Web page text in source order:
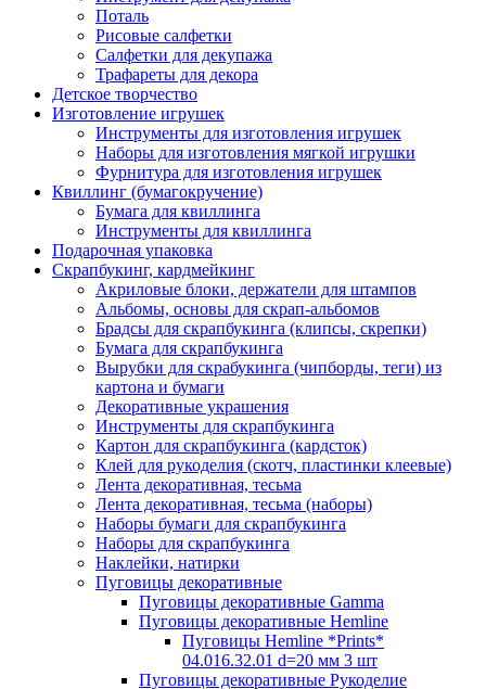
Поталь
Рисовые салфетки
Салфетки для декупажа
Трафареты для декора
Детское творчество
Изготовление игрушек
Инструменты для изготовления игрушек
Наборы для изготовления мягкой игрушки
Фурнитура для изготовления игрушек
Квиллинг (бумагокручение)
Бумага для квиллинга
Инструменты для квиллинга
Подарочная упаковка
Скрапбукинг, кардмейкинг
Акриловые блоки, держатели для штампов
Альбомы, основы для скрап-альбомов
Брадсы для скрапбукинга (клипсы, скрепки)
Бумага для скрапбукинга
Вырубки для скрабукинга (чипборды, теги) из
картона и бумаги
Декоративные украшения
Инструменты для скрапбукинга
Картон для скрапбукинга (кардсток)
Клей для рукоделия (скотч, пластинки клеевые)
Лента декоративная, тесьма
Лента декоративная, тесьма (наборы)
Наборы бумаги для скрапбукинга
Наборы для скрапбукинга
Наклейки, натирки
Пуговицы декоративные
Пуговицы декоративные Gamma
Пуговицы декоративные Hemline
Пуговицы Hemline *Prints*
04.016.32.01 d=20 мм 3 шт
Пуговицы декоративные Рукоделие